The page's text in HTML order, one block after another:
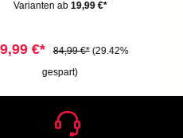
Varianten ab19,99 €*
€* 84,99 €* (29.42%
gespart)